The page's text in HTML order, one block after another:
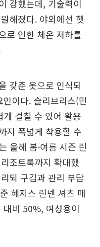
강했는데, 기술력이
해졌다. 야외에선 햇
로 인한 체온 저하를
갖춘 옷으로 인식되
이다. 슬리브리스(민
걸칠 수 있어 활용
지 폭넓게 착용할 수
올해 봄·여름 시즌 린
조트룩까지 확대했
되 구김과 관리 부담
헤지스 린넨 셔츠 매
비 50%, 여성용이